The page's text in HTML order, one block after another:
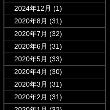
2024年12月 (1)
2020年8月 (31)
2020年7月 (32)
2020年6月 (31)
2020年5月 (33)
2020年4月 (30)
2020年3月 (31)
2020年2月 (31)